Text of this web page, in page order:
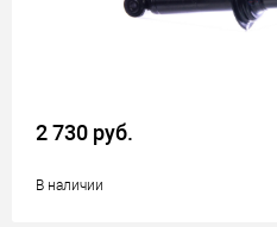
2 730 руб.
В наличии